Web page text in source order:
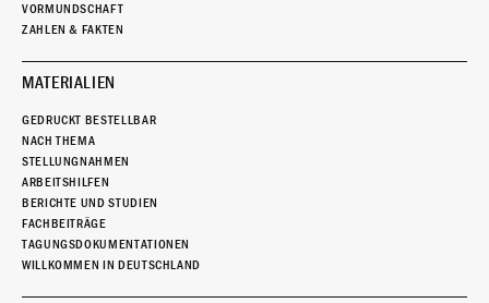
VORMUNDSCHAFT
ZAHLEN & FAKTEN
MATERIALIEN
GEDRUCKT BESTELLBAR
NACH THEMA
STELLUNGNAHMEN
ARBEITSHILFEN
BERICHTE UND STUDIEN
FACHBEITRÄGE
TAGUNGSDOKUMENTATIONEN
WILLKOMMEN IN DEUTSCHLAND